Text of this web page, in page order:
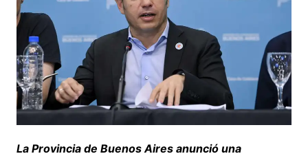
La Provincia de Buenos Aires anunció una